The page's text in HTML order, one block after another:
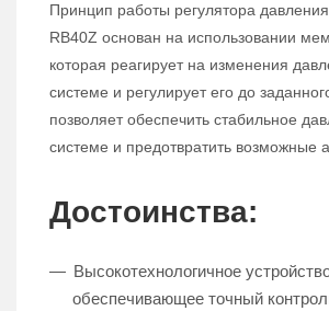
Принцип работы регулятора
RB40Z основан на использовании
которая реагирует на изменения
системе и регулирует его до
позволяет обеспечить стабильное
системе и предотвратить возможные
Достоинства:
Высокотехнологичное
обеспечивающее точный